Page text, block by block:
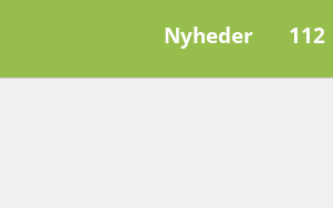
Nyheder 112